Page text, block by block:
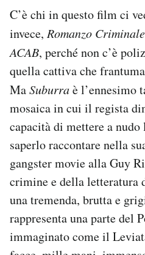
C’è chi in questo film ci
invece, Romanzo Criminale
ACAB, perché non c’è
quella cattiva che
MaSuburraè l’ennesimo
mosaica in cui il regista
capacità di mettere a nudo
saperlo raccontare nella
gangster movie alla Guy
crimine e della letteratura
una tremenda, brutta e
rappresenta una parte del
immaginato come il